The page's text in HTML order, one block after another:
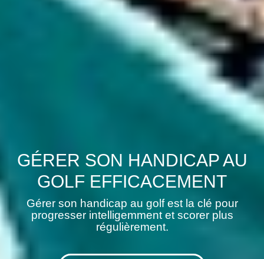
GÉRER SON HANDICAP AU
GOLF EFFICACEMENT
Gérer son handicap au golf est la clé pour
progresser intelligemment et scorer plus
régulièrement.